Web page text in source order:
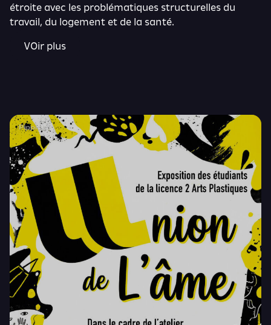
étroite avec les problématiques structurelles du
travail, du logement et de la santé.
VOir plus